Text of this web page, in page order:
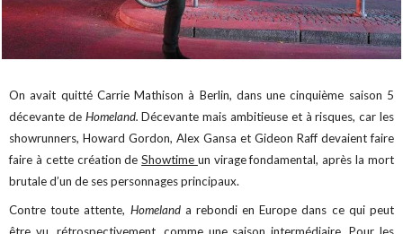
On avait quitté Carrie Mathison à Berlin, dans une cinquième saison 5
décevante de Homeland. Décevante mais ambitieuse et à risques, car les
showrunners, Howard Gordon, Alex Gansa et Gideon Raff devaient faire
faire à cette création deShowtime un virage fondamental, après la mort
brutale d’un de ses personnages principaux.
Contre toute attente, Homelanda rebondi en Europe dans ce qui peut